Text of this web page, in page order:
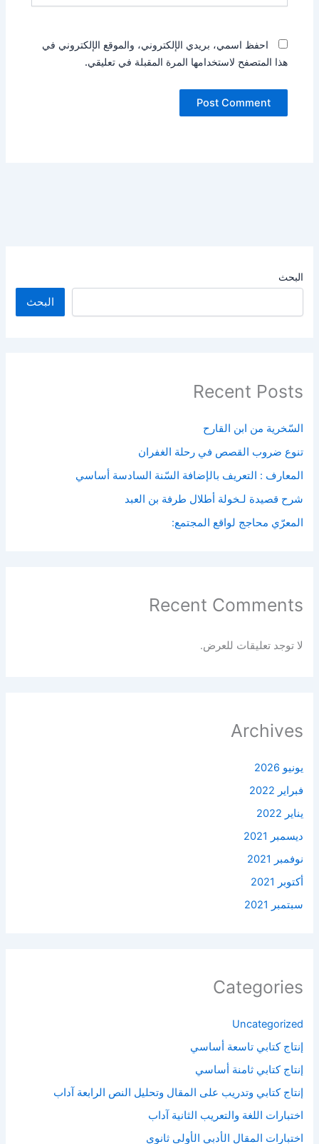
البحث
البحث
Recent Posts
السّخرية من ابن القارح
تنوع ضروب القصص في رحلة الغفران
المعارف : التعريف بالإضافة السّنة السادسة أساسي
شرح قصيدة لـخولة أطلال طرفة بن العبد
المعرّي محاجج لواقع المجتمع:
Recent Comments
لا توجد تعليقات للعرض.
Archives
يونيو 2026
فبراير 2022
يناير 2022
ديسمبر 2021
نوفمبر 2021
أكتوبر 2021
سبتمبر 2021
Categories
Uncategorized
إنتاج كتابي تاسعة أساسي
إنتاج كتابي ثامنة أساسي
إنتاج كتابي وتدريب على المقال وتحليل النص الرابعة آداب
اختبارات اللغة والتعريب الثانية آداب
اختبارات المقال الأدبي الأولى ثانوي
احفظ اسمي، بريدي الإلكتروني، والموقع الإلكتروني في
هذا المتصفح لاستخدامها المرة المقبلة في تعليقي.